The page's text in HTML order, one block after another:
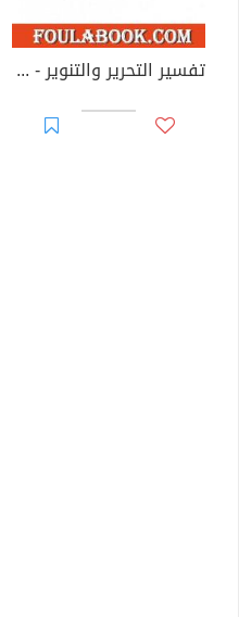
تفسير التحرير والتنوير - الجزء الخامس